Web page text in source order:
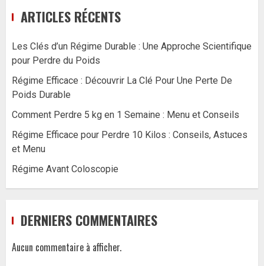
ARTICLES RÉCENTS
Les Clés d’un Régime Durable : Une Approche Scientifique
pour Perdre du Poids
Régime Efficace : Découvrir La Clé Pour Une Perte De
Poids Durable
Comment Perdre 5 kg en 1 Semaine : Menu et Conseils
Régime Efficace pour Perdre 10 Kilos : Conseils, Astuces
et Menu
Régime Avant Coloscopie
DERNIERS COMMENTAIRES
Aucun commentaire à afficher.